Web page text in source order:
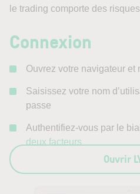
le trading comporte des
Connexion
Ouvrez votre navigateur et
Saisissez votre nom
passe
Authentifiez-vous par le
deux facteurs
Ouvrir